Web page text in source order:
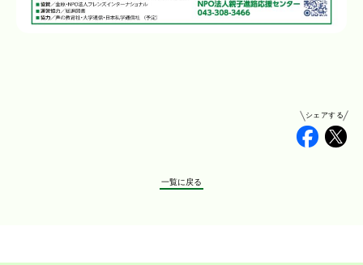
シェアする
一覧に戻る